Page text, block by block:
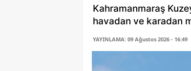
Kahramanmaraş
havadan ve karadan
YAYINLAMA: 09 Ağustos 2026 - 16:49